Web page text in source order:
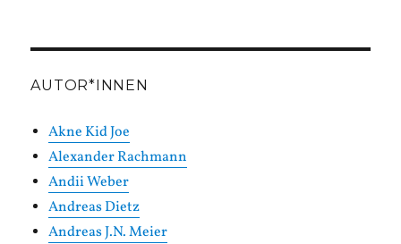
AUTOR*INNEN
Akne Kid Joe
Alexander Rachmann
Andii Weber
Andreas Dietz
Andreas J.N. Meier